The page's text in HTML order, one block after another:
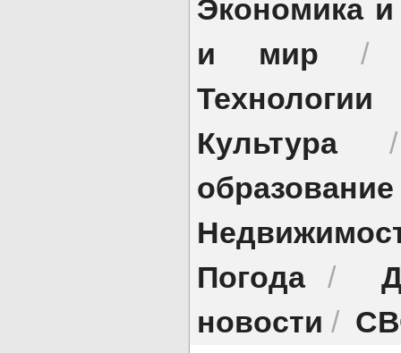
и мир
Технологии
Культура
образование
Погода/
новости /